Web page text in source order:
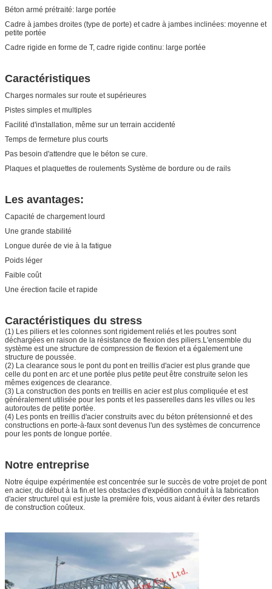
Béton armé prétraité: large portée
Cadre à jambes droites (type de porte) et cadre à jambes inclinées: moyenne et
petite portée
Cadre rigide en forme de T, cadre rigide continu: large portée
Caractéristiques
Charges normales sur route et supérieures
Pistes simples et multiples
Facilité d'installation, même sur un terrain accidenté
Temps de fermeture plus courts
Pas besoin d'attendre que le béton se cure.
Plaques et plaquettes de roulements Système de bordure ou de rails
Les avantages:
Capacité de chargement lourd
Une grande stabilité
Longue durée de vie à la fatigue
Poids léger
Faible coût
Une érection facile et rapide
Caractéristiques du stress
(1) Les piliers et les colonnes sont rigidement reliés et les poutres sont
déchargées en raison de la résistance de flexion des piliers.L'ensemble du
système est une structure de compression de flexion et a également une
structure de poussée.
(2) La clearance sous le pont du pont en treillis d'acier est plus grande que
celle du pont en arc et une portée plus petite peut être construite selon les
mêmes exigences de clearance.
(3) La construction des ponts en treillis en acier est plus compliquée et est
généralement utilisée pour les ponts et les passerelles dans les villes ou les
autoroutes de petite portée.
(4) Les ponts en treillis d'acier construits avec du béton prétensionné et des
constructions en porte-à-faux sont devenus l'un des systèmes de concurrence
pour les ponts de longue portée.
Notre entreprise
Notre équipe expérimentée est concentrée sur le succès de votre projet de pont
en acier, du début à la fin.et les obstacles d'expédition conduit à la fabrication
d'acier structurel qui est juste la première fois, vous aidant à éviter des retards
de construction coûteux.